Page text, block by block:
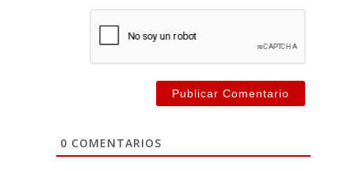
0 COMENTARIOS